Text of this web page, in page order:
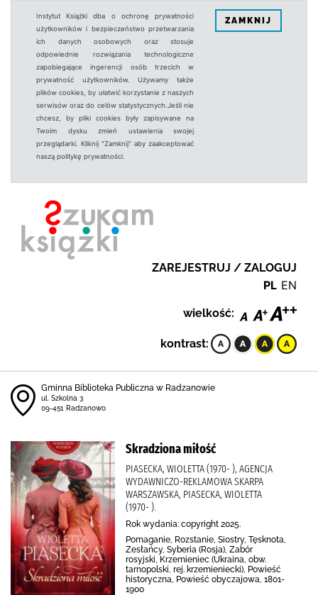
Instytut Książki dba o ochronę prywatności
użytkowników i bezpieczeństwo przetwarzania
ich danych osobowych oraz stosuje
odpowiednie rozwiązania technologiczne
zapobiegające ingerencji osób trzecich w
prywatność użytkowników. Używamy także
plików cookies, by ułatwić korzystanie z naszych
serwisów oraz do celów statystycznych.Jeśli nie
chcesz, by pliki cookies były zapisywane na
Twoim dysku zmień ustawienia swojej
przeglądarki. Kliknij "Zamknij" aby zaakceptować
naszą politykę prywatności.
ZAMKNIJ
ZAREJESTRUJ / ZALOGUJ
PL EN
wielkość:
kontrast:
Gminna Biblioteka Publiczna w Radzanowie
ul. Szkolna 3
09-451 Radzanowo
Skradziona miłość
PIASECKA, WIOLETTA (1970- ), AGENCJA
WYDAWNICZO-REKLAMOWA SKARPA
WARSZAWSKA, PIASECKA, WIOLETTA
(1970- ).
Rok wydania: copyright 2025.
Pomaganie, Rozstanie, Siostry, Tęsknota,
Zesłańcy, Syberia (Rosja), Zabór
rosyjski, Krzemieniec (Ukraina, obw.
tarnopolski, rej. krzemieniecki), Powieść
historyczna, Powieść obyczajowa, 1801-
1900